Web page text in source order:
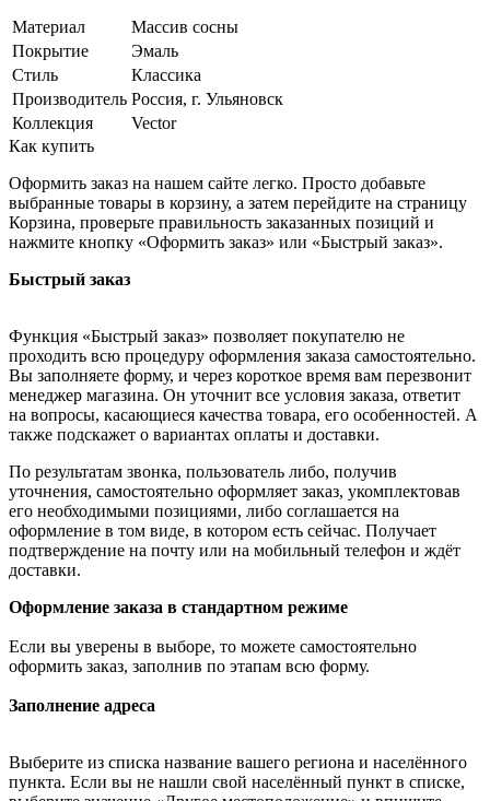
Материал
Массив сосны
Покрытие
Эмаль
Стиль
Классика
Производитель Россия, г. Ульяновск
Коллекция
Vector
Как купить
Оформить заказ на нашем сайте легко. Просто добавьте
выбранные товары в корзину, а затем перейдите на страницу
Корзина, проверьте правильность заказанных позиций и
нажмите кнопку «Оформить заказ» или «Быстрый заказ».
Быстрый заказ
Функция «Быстрый заказ» позволяет покупателю не
проходить всю процедуру оформления заказа самостоятельно.
Вы заполняете форму, и через короткое время вам перезвонит
менеджер магазина. Он уточнит все условия заказа, ответит
на вопросы, касающиеся качества товара, его особенностей. А
также подскажет о вариантах оплаты и доставки.
По результатам звонка, пользователь либо, получив
уточнения, самостоятельно оформляет заказ, укомплектовав
его необходимыми позициями, либо соглашается на
оформление в том виде, в котором есть сейчас. Получает
подтверждение на почту или на мобильный телефон и ждёт
доставки.
Оформление заказа в стандартном режиме
Если вы уверены в выборе, то можете самостоятельно
оформить заказ, заполнив по этапам всю форму.
Заполнение адреса
Выберите из списка название вашего региона и населённого
пункта. Если вы не нашли свой населённый пункт в списке,